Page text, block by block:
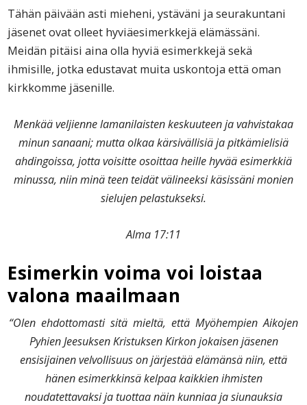
Tähän päivään asti mieheni, ystäväni ja seurakuntani
jäsenet ovat olleet hyviäesimerkkejä elämässäni.
Meidän pitäisi aina olla hyviä esimerkkejä sekä
ihmisille, jotka edustavat muita uskontoja että oman
kirkkomme jäsenille.
Menkää veljienne lamanilaisten keskuuteen ja vahvistakaa
minun sanaani; mutta olkaa kärsivällisiä ja pitkämielisiä
ahdingoissa, jotta voisitte osoittaa heille hyvää esimerkkiä
minussa, niin minä teen teidät välineeksi käsissäni monien
sielujen pelastukseksi.
Alma 17:11
Esimerkin voima voi loistaa
valona maailmaan
“Olen ehdottomasti sitä mieltä, että Myöhempien Aikojen
Pyhien Jeesuksen Kristuksen Kirkon jokaisen jäsenen
ensisijainenvelvollisuus on järjestää elämänsä niin, että
hänen esimerkkinsäkelpaa kaikkien ihmisten
noudatettavaksi ja tuottaa näin kunniaaja siunauksia